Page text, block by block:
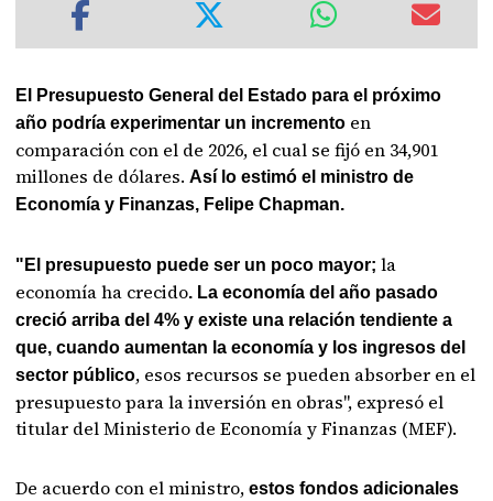
El Presupuesto General del Estado para el próximo
año podría experimentar un incremento en
comparación con el de 2026, el cual se fijó en 34,901
millones de dólares.Así lo estimó el ministro de
Economía y Finanzas, Felipe Chapman.
"El presupuesto puede ser un poco mayor; la
economía ha crecido. La economía del año pasado
creció arriba del 4% y existe una relación tendiente a
que, cuando aumentan la economía y los ingresos del
sector público, esos recursos se pueden absorber en el
presupuesto para la inversión en obras", expresó el
titular del Ministerio de Economía y Finanzas (MEF).
De acuerdo con el ministro, estos fondos adicionales